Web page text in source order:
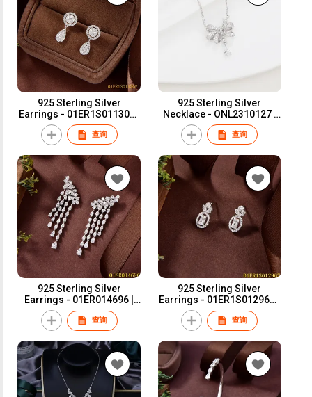
925 Sterling Silver
Earrings - 01ER1S011302 |
Blossom CS Jewelry
查询
925 Sterling Silver
Necklace - ONL2310127 |
Blossom CS Jewelry
查询
925 Sterling Silver
Earrings - 01ER014696 |
Blossom CS Jewelry
查询
925 Sterling Silver
Earrings - 01ER1S012967 |
Blossom CS Jewelry
查询